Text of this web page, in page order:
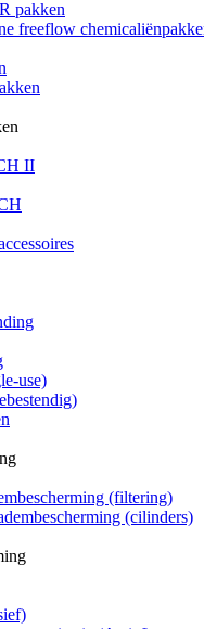
pakken
freeflow
II
use)
(filtering)
(cilinders)